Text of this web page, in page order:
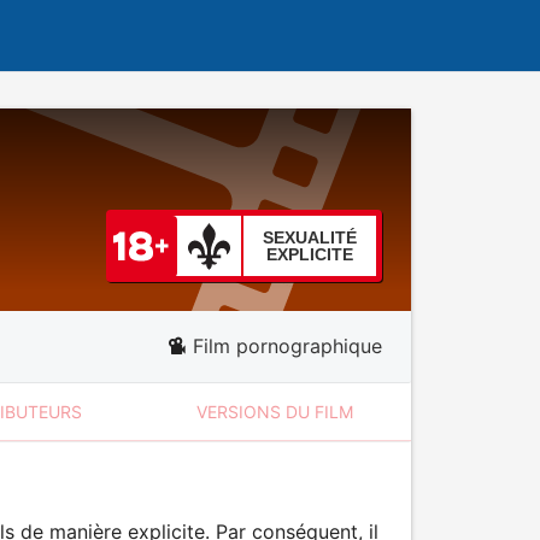
SEXUALITÉ
EXPLICITE
Film pornographique
VERSIONS DU FILM
de manière explicite. Par conséquent, il